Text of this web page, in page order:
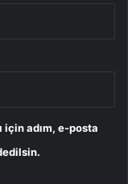
için adım, e-posta